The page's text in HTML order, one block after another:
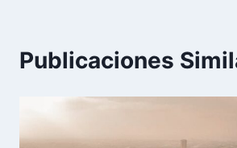
Publicaciones